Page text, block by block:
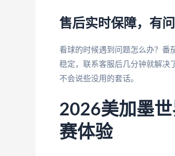
售后实时保障，有
看球的时候遇到问题怎么办？番
稳定，联系客服后几分钟就解决
不会说些没用的套话。
2026美加墨
赛体验